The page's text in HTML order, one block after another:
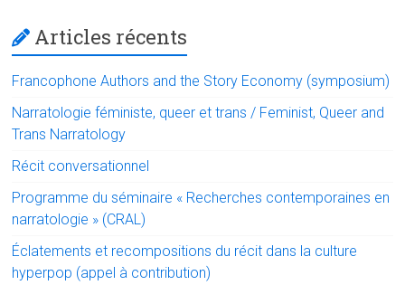
ok
Articles récents
Francophone Authors and the Story Economy (symposium)
Narratologie féministe, queer et trans / Feminist, Queer and
Trans Narratology
Récit conversationnel
Programme du séminaire « Recherches contemporaines en
narratologie » (CRAL)
Éclatements et recompositions du récit dans la culture
hyperpop (appel à contribution)